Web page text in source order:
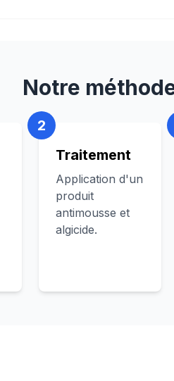
Notre
2
Traitement
Application d'un
produit
antimousse et
algicide.